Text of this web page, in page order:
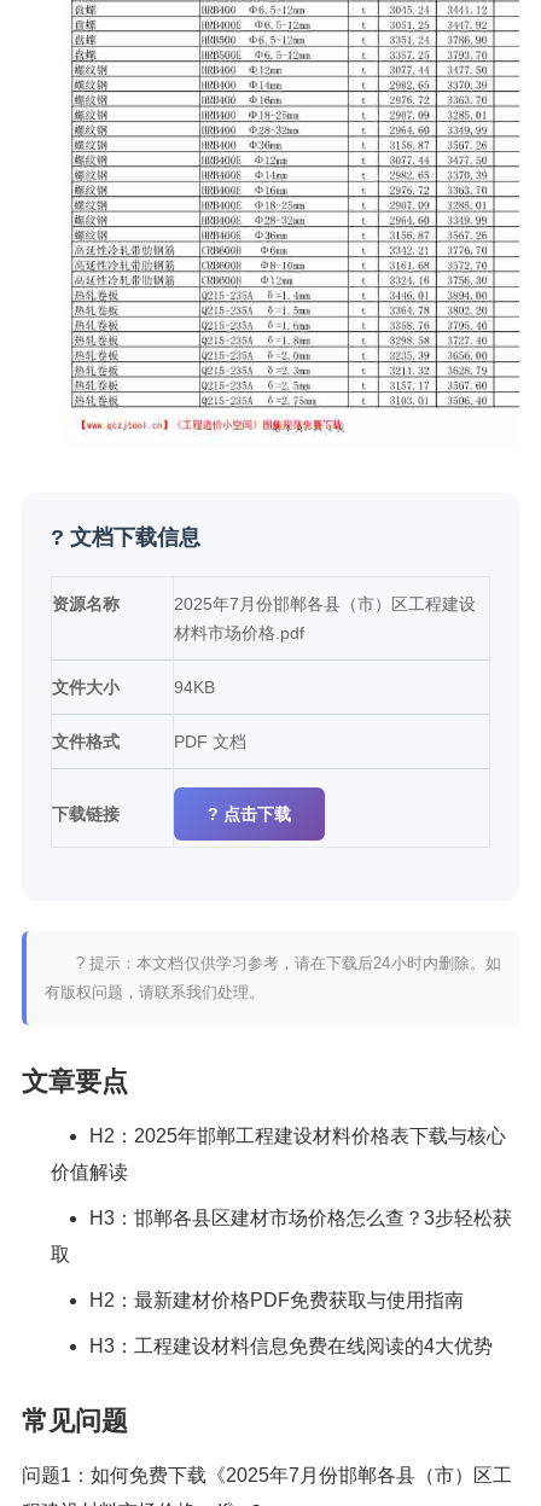
? 文档下载信息
资源名称
2025年7月份邯郸各县（市）区工程建设
材料市场价格.pdf
文件大小 94KB
文件格式 PDF 文档
下载链接 ? 点击下载
? 提示：本文档仅供学习参考，请在下载后24小时内删除。如
有版权问题，请联系我们处理。
文章要点
H2：2025年邯郸工程建设材料价格表下载与核心
价值解读
H3：邯郸各县区建材市场价格怎么查？3步轻松获
取
H2：最新建材价格PDF免费获取与使用指南
H3：工程建设材料信息免费在线阅读的4大优势
常见问题
问题1：如何免费下载《2025年7月份邯郸各县（市）区工